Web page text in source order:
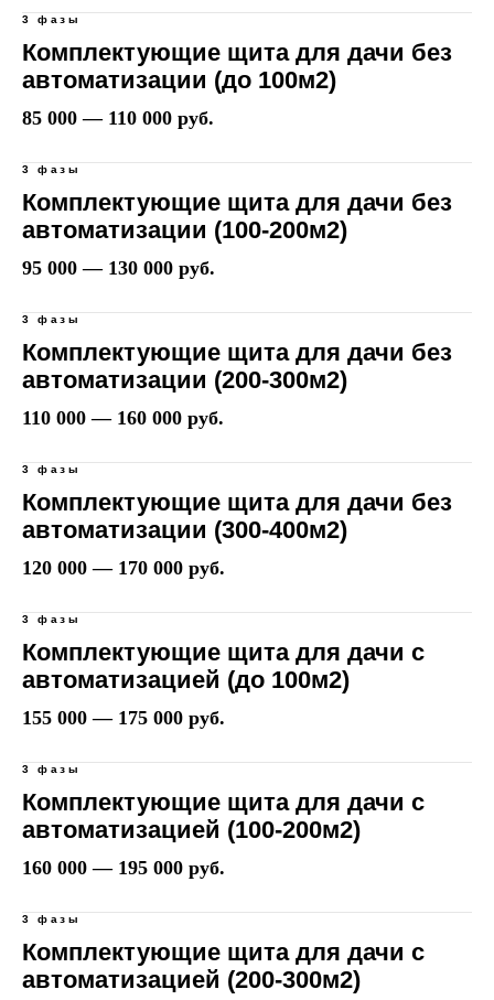
3 фазы
Комплектующие щита для дачи без
автоматизации (до 100м2)
85 000 — 110 000 руб.
3 фазы
Комплектующие щита для дачи без
автоматизации (100-200м2)
95 000 — 130 000 руб.
3 фазы
Комплектующие щита для дачи без
автоматизации (200-300м2)
110 000 — 160 000 руб.
3 фазы
Комплектующие щита для дачи без
автоматизации (300-400м2)
120 000 — 170 000 руб.
3 фазы
Комплектующие щита для дачи с
автоматизацией (до 100м2)
155 000 — 175 000 руб.
3 фазы
Комплектующие щита для дачи с
автоматизацией (100-200м2)
160 000 — 195 000 руб.
3 фазы
Комплектующие щита для дачи с
автоматизацией (200-300м2)